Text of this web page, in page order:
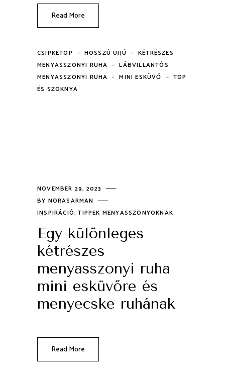
Read More
CSIPKETOP - HOSSZÚ UJJÚ - KÉTRÉSZES
MENYASSZONYI RUHA - LÁBVILLANTÓS
MENYASSZONYI RUHA - MINI ESKÜVŐ - TOP
ÉS SZOKNYA
NOVEMBER 29, 2023
BY NORASARMAN
INSPIRÁCIÓ,TIPPEK MENYASSZONYOKNAK
Egy különleges
kétrészes
menyasszonyi ruha
mini esküvőre és
menyecske ruhának
Read More